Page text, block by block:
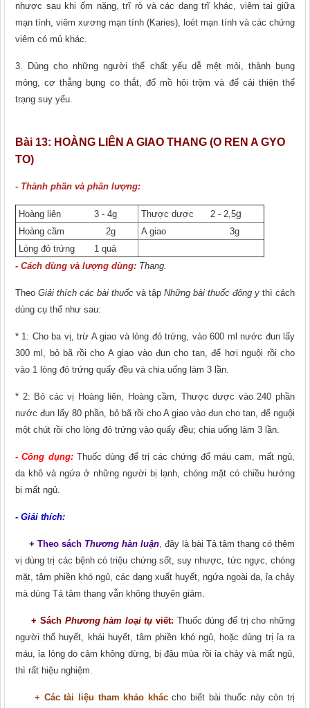
nhược sau khi ốm nặng, trĩ rò và các dạng trĩ khác, viêm tai giữa
mạn tính, viêm xương mạn tính (Karies), loét mạn tính và các chứng
viêm có mủ khác.
3. Dùng cho những người thể chất yếu dễ mệt mỏi, thành bụng
mỏng, cơ thẳng bụng co thắt, đổ mồ hôi trộm và để cải thiện thể
trạng suy yếu.
Bài 13: HOÀNG LIÊN A GIAO THANG (O REN A GYO
TO)
- Thành phần và phân lượng:
Hoàng liên 3 - 4g Thược dược 2 - 2,5g
Hoàng cầm 2g
A giao 3g
Lòng đỏ trứng 1 quả
- Cách dùng và lượng dùng: Thang.
Theo Giải thích các bài thuốc và tập Những bài thuốc đông y thì cách
dùng cụ thể như sau:
* 1: Cho ba vị, trừ A giao và lòng đỏ trứng, vào 600 ml nước đun lấy
300 ml, bỏ bã rồi cho A giao vào đun cho tan, để hơi nguội rồi cho
vào 1 lòng đỏ trứng quấy đều và chia uống làm 3 lần.
* 2: Bỏ các vị Hoàng liên, Hoàng cầm, Thược dược vào 240 phần
nước đun lấy 80 phần, bỏ bã rồi cho A giao vào đun cho tan, để nguội
một chút rồi cho lòng đỏ trứng vào quấy đều; chia uống làm 3 lần.
- Công dụng:Thuốc dùng để trị các chứng đổ máu cam, mất ngủ,
da khô và ngứa ở những người bị lạnh, chóng mặt có chiều hướng
bị mất ngủ.
- Giải thích:
+ Theo sách Thương hàn luận, đây là bài Tả tâm thang có thêm
vị dùng trị các bệnh có triệu chứng sốt, suy nhược, tức ngực, chóng
mặt, tâm phiền khó ngủ, các dạng xuất huyết, ngứa ngoài da, ỉa chảy
mà dùng Tả tâm thang vẫn không thuyên giảm.
+ Sách Phương hàm loại tụ viết: Thuốc dùng để trị cho những
người thổ huyết, khái huyết, tâm phiền khó ngủ, hoặc dùng trị ỉa ra
máu, ỉa lỏng do cảm không dừng, bị đậu mùa rồi ỉa chảy và mất ngủ,
thì rất hiệu nghiệm.
+ Các tài liệu tham khảo kháccho biết bài thuốc này còn trị